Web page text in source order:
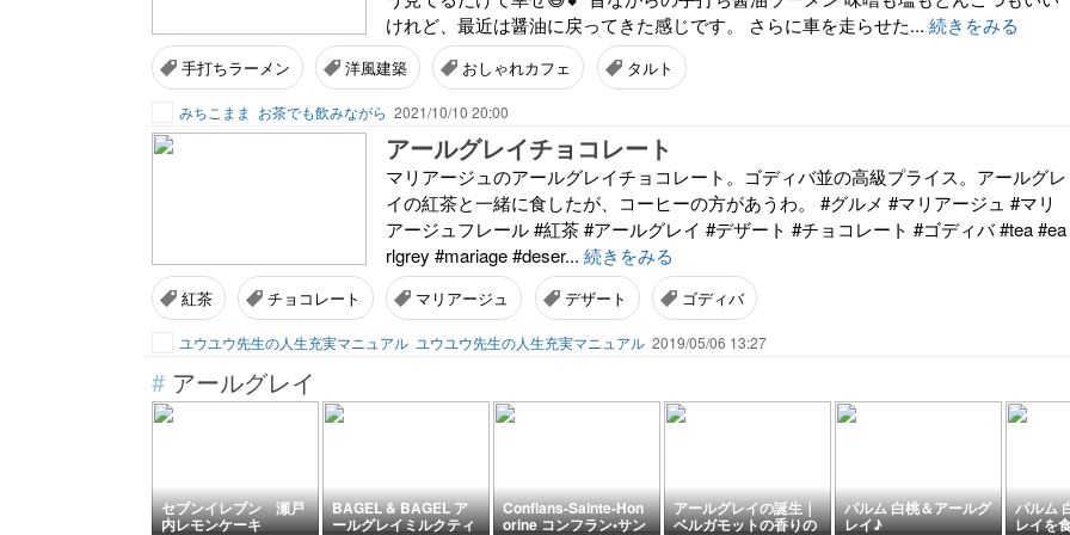
けれど、最近は醤油に戻ってきた感じです。 さらに車を走らせた... 続きをみる
手打ちラーメン 洋風建築 おしゃれカフェ タルト
みちこまま お茶でも飲みながら 2021/10/10 20:00
アールグレイチョコレート
マリアージュのアールグレイチョコレート。ゴディバ並の高級プライス。アールグレ
イの紅茶と一緒に食したが、コーヒーの方があうわ。 #グルメ #マリアージュ #マリ
アージュフレール #紅茶 #アールグレイ #デザート #チョコレート #ゴディバ #tea #ea
rlgrey #mariage #deser... 続きをみる
紅茶 チョコレート マリアージュ デザート ゴディバ
ユウユウ先生の人生充実マニュアル ユウユウ先生の人生充実マニュアル 2019/05/06 13:27
# アールグレイ
セブンイレブン 瀬戸
内レモンケーキ
BAGEL & BAGEL ア
ールグレイミルクティ
Conflans-Sainte-Hon
orine コンフラン•サン
アールグレイの誕生｜
ベルガモットの香りの
パルム 白桃＆アールグ
レイ♪
パルム
レイを